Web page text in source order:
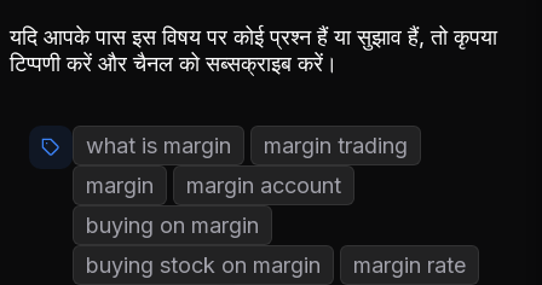
यदि आपके पास इस विषय पर कोई प्रश्न हैं या सुझाव हैं, तो कृपया
टिप्पणी करें और चैनल को सब्सक्राइब करें।
what is margin
margin trading
margin
margin account
buying on margin
buying stock on margin
margin rate